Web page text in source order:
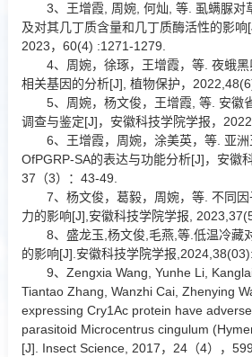
3、王增霞, 周婉, 何灿, 等. 虱螨脲对
及对其几丁质含量和几丁质酶活性的影响
2023，60(4) :1271-1279.
4、周婉，徐琢，王增霞，等. 夜蛾
相关基因的分析[J], 植物保护，
5、周婉，杨文俊，王增霞, 等. 安徽
调查与鉴定[J]，安徽科技学院学报，
6、王增霞，周婉，涂美英，等. 亚
OfPGRP-SA的表达与功能分析[J]，安徽
37（3）：43-49.
7、杨文俊，葛毅，周婉，等. 不同
力的影响[J],安徽科技学院学报,
8、盛龙玉,杨文俊,毛燕,等.低温冷藏
的影响[J].安徽科技学院学报
9、Zengxia Wang, Yunhe Li,
Tiantao Zhang, Wanzhi Cai, Zhenying
expressing Cry1Ac protein have
parasitoid Microcentrus cingulum
[J]. Insect Science, 2017，24（4），